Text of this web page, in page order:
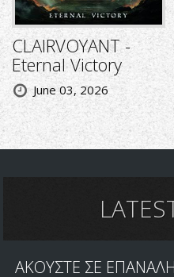
CLAIRVOYANT -
Eternal Victory
June 03, 2026
ΑΚΟΥΣΤΕ ΣΕ